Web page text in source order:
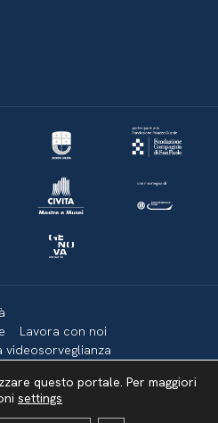
Lavora con noi
videosorveglianza
questo portale. Per maggiori
settings